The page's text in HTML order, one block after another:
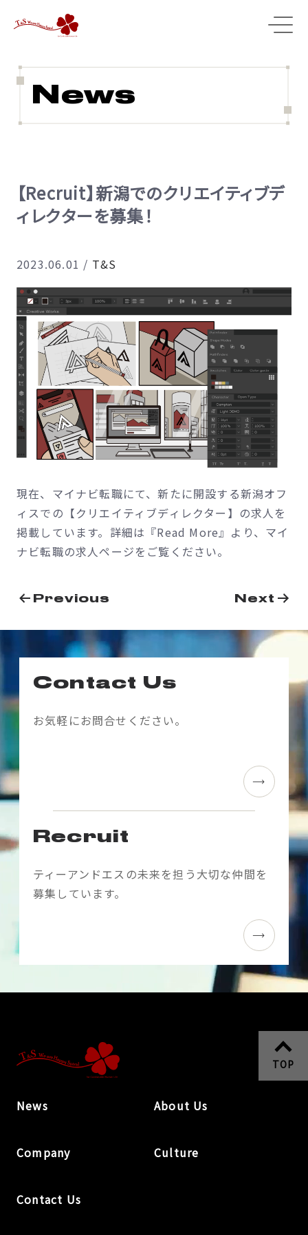
News
【Recruit】新潟でのクリエイティブデ
ィレクターを募集！
2023.06.01 / T&S
現在、マイナビ転職にて、新たに開設する新潟オフ
ィスでの【クリエイティブディレクター】の求人を
掲載しています。詳細は『Read More』より、マイ
ナビ転職の求人ページをご覧ください。
投
ゲ
ー
シ
ョ
ン
Previous Next
Contact Us
お気軽にお問合せください。
Recruit
ティーアンドエスの未来を担う大切な仲間を
募集しています。
News About Us
Company Culture
Contact Us
TOP